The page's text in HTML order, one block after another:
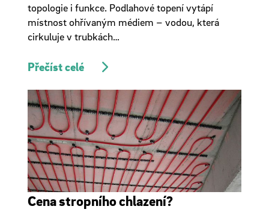
topologie i funkce. Podlahové topení vytápí
místnost ohřívaným médiem – vodou, která
cirkuluje v trubkách…
Přečíst celé
Cena stropního chlazení?